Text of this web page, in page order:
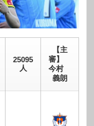
25095
人
【主
審】
今村
義朗